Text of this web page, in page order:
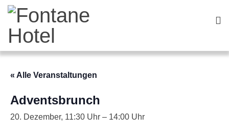
« Alle Veranstaltungen
Adventsbrunch
20. Dezember, 11:30 – 14:00